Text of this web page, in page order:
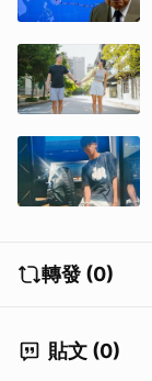
轉發 (0)
貼文 (0)